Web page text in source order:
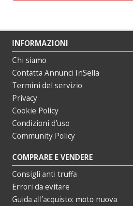
INFORMAZIONI
Chi siamo
Contatta Annunci InSella
Termini del servizio
Privacy
Cookie Policy
Condizioni d’uso
Community Policy
COMPRARE E VENDERE
Consigli anti truffa
Errori da evitare
Guida all’acquisto: moto nuova